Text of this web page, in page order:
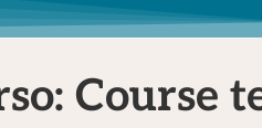
Course